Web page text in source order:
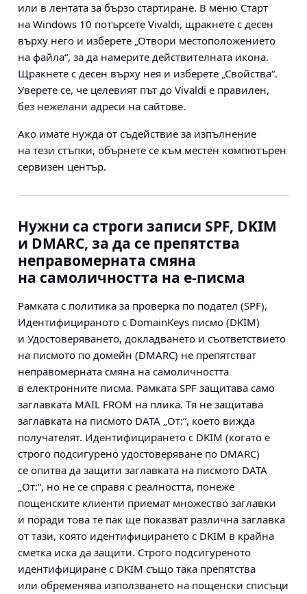
или в лентата за бързо стартиране. В меню Старт
на Windows 10 потърсете Vivaldi, щракнете с десен
върху него и изберете „Отвори местоположението
на файла“, за да намерите действителната икона.
Щракнете с десен върху нея и изберете „Свойства“.
Уверете се, че целевият път до Vivaldi е правилен,
без нежелани адреси на сайтове.
Ако имате нужда от съдействие за изпълнение
на тези стъпки, обърнете се към местен компютърен
сервизен център.
Нужни са строги записи SPF, DKIM
и DMARC, за да се препятства
неправомерната смяна
на самоличността на е-писма
Рамката с политика за проверка по подател (SPF),
Идентифицираното с DomainKeys писмо (DKIM)
и Удостоверяването, докладването и съответствието
на писмото по домейн (DMARC) не препятстват
неправомерната смяна на самоличността
в електронните писма. Рамката SPF защитава само
заглавката MAIL FROM на плика. Тя не защитава
заглавката на писмото DATA „От:“, което вижда
получателят. Идентифицирането с DKIM (когато е
строго подсигурено удостоверяване по DMARC)
се опитва да защити заглавката на писмото DATA
„От:“, но не се справя с реалността, понеже
пощенските клиенти приемат множество заглавки
и поради това те пак ще показват различна заглавка
от тази, която идентифицирането с DKIM в крайна
сметка иска да защити. Строго подсигуреното
идентифициране с DKIM също така препятства
или обременява използването на пощенски списъци